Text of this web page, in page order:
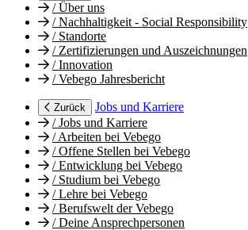
/Über uns
/Nachhaltigkeit - Social Responsibility
/Standorte
/Zertifizierungen und Auszeichnungen
/Innovation
/Vebego Jahresbericht
Zurück
Jobs und Karriere
/Jobs und Karriere
/Arbeiten bei Vebego
/Offene Stellen bei Vebego
/Entwicklung bei Vebego
/Studium bei Vebego
/Lehre bei Vebego
/Berufswelt der Vebego
/Deine Ansprechpersonen